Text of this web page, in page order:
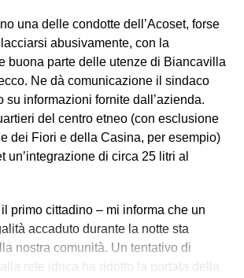
una delle condotte dell’Acoset, forse
abusivamente, con la
buona parte delle utenze di Biancavilla
Ne dà comunicazione il sindaco
su informazioni fornite dall’azienda.
del centro etneo (con esclusione
dei Fiori e della Casina, per esempio)
un’integrazione di circa 25 litri al
primo cittadino – mi informa che un
accaduto durante la notte sta
nostra comunità. Un tentativo di
rete idrica ha ridotto la portata della